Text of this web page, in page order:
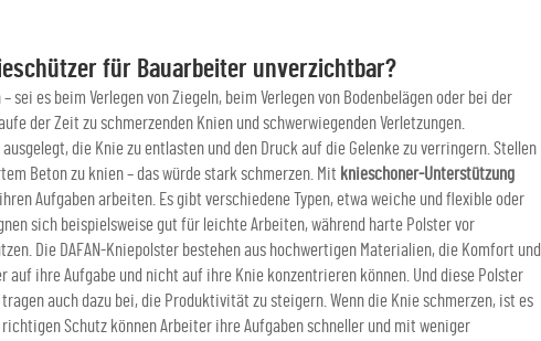
für Bauarbeiter unverzichtbar?
es beim Verlegen von Ziegeln, beim Verlegen von Bodenbelägen oder bei der
der Zeit zu schmerzenden Knien und schwerwiegenden Verletzungen.
die Knie zu entlasten und den Druck auf die Gelenke zu verringern. Stellen
Beton zu knien – das würde stark schmerzen. Mit knieschoner-Unterstützung
Aufgaben arbeiten. Es gibt verschiedene Typen, etwa weiche und flexible oder
sich beispielsweise gut für leichte Arbeiten, während harte Polster vor
Die DAFAN-Kniepolster bestehen aus hochwertigen Materialien, die Komfort und
auf ihre Aufgabe und nicht auf ihre Knie konzentrieren können. Und diese Polster
auch dazu bei, die Produktivität zu steigern. Wenn die Knie schmerzen, ist es
Schutz können Arbeiter ihre Aufgaben schneller und mit weniger